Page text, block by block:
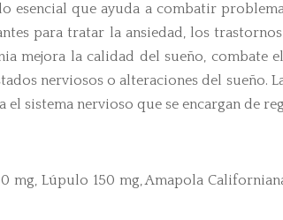
esencial que ayuda a combatir
para tratar la ansiedad, los
mejora la calidad del sueño, combate
nerviosos o alteraciones del sueño.
el sistema nervioso que se encargan de
mg, Lúpulo 150 mg, Amapola